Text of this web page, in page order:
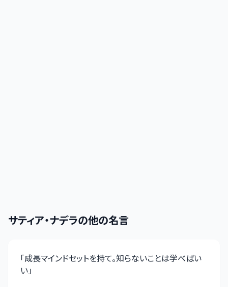
サティア・ナデラの他の名言
「成長マインドセットを持て。知らないことは学べばい
い」